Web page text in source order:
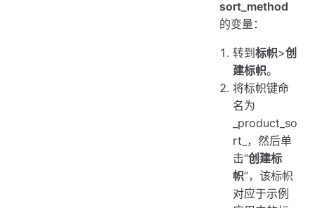
sort_method
的变量：
转到标帜>创
建标帜。
将标帜键命
名为
_product_so
rt_，然后单
击“创建标
帜”，该标帜
对应于示例